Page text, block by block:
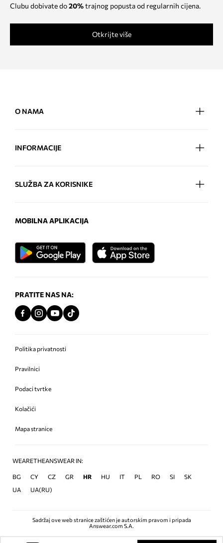
Clubu dobivate do20%trajnog popusta od regularnih cijena.
Otkrijte više
O NAMA
INFORMACIJE
SLUŽBA ZA KORISNIKE
MOBILNA APLIKACIJA
PRATITE NAS NA:
Politika privatnosti
Pravilnici
Podaci tvrtke
Kolačići
Mapa stranice
WEARETHEANSWEAR IN:
BG CY CZ GR HR HU IT PL RO SI
SK
UA
UA(RU)
Sadržaj ove web stranice zaštićen je autorskim pravom i pripada
Answear.com S.A.